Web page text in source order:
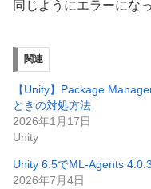
同じようにエラーにな
関連
【Unity】Package
ときの対処方法
2026年1月17日
Unity
Unity 6.5でML-Agents
2026年7月4日